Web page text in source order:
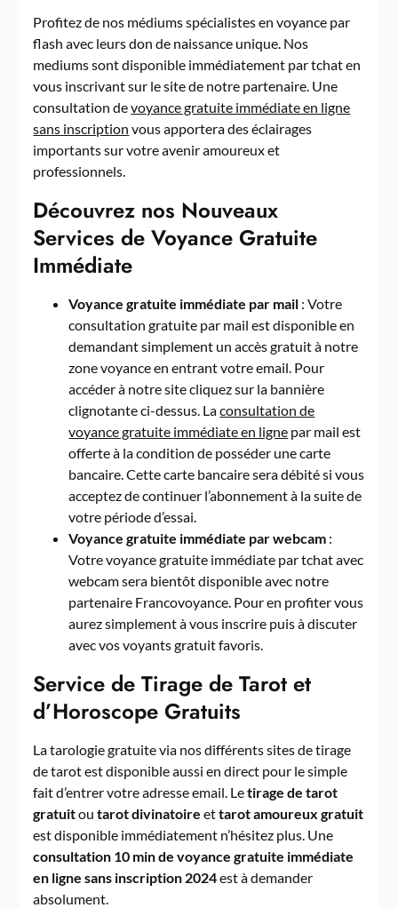
Profitez de nos médiums spécialistes en voyance par
flash avec leurs don de naissance unique. Nos
mediums sont disponible immédiatement par tchat en
vous inscrivant sur le site de notre partenaire. Une
consultation devoyance gratuite immédiate en ligne
sans inscription vous apportera des éclairages
importants sur votre avenir amoureux et
professionnels.
Découvrez nos Nouveaux
Services de Voyance Gratuite
Immédiate
Voyance gratuite immédiate par mail : Votre
consultation gratuite par mail est disponible en
demandant simplement un accès gratuit à notre
zone voyance en entrant votre email. Pour
accéder à notre site cliquez sur la bannière
clignotante ci-dessus. Laconsultation de
voyance gratuite immédiate en ligne par mail est
offerte à la condition de posséder une carte
bancaire. Cette carte bancaire sera débité si vous
acceptez de continuer l’abonnement à la suite de
votre période d’essai.
Voyance gratuite immédiate par webcam :
Votre voyance gratuite immédiate par tchat avec
webcam sera bientôt disponible avec notre
partenaire Francovoyance. Pour en profiter vous
aurez simplement à vous inscrire puis à discuter
avec vos voyants gratuit favoris.
Service de Tirage de Tarot et
d’Horoscope Gratuits
La tarologie gratuite via nos différents sites de tirage
de tarot est disponible aussi en direct pour le simple
fait d’entrer votre adresse email. Letirage de tarot
gratuitoutarot divinatoire ettarot amoureux gratuit
est disponible immédiatement n’hésitez plus. Une
consultation 10 min de voyance gratuite immédiate
en ligne sans inscription 2024est à demander
absolument.